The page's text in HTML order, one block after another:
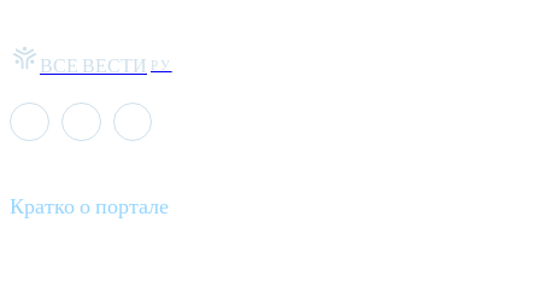
ВСЕ ВЕСТИ РУ
Кратко о портале